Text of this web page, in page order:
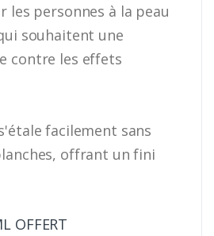
les personnes à la peau
souhaitent une
contre les effets
facilement sans
offrant un fini
OFFERT